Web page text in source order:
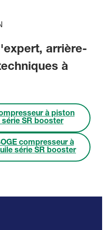
arrière-
à
à piston
série SR booster
compresseur à
série SR booster